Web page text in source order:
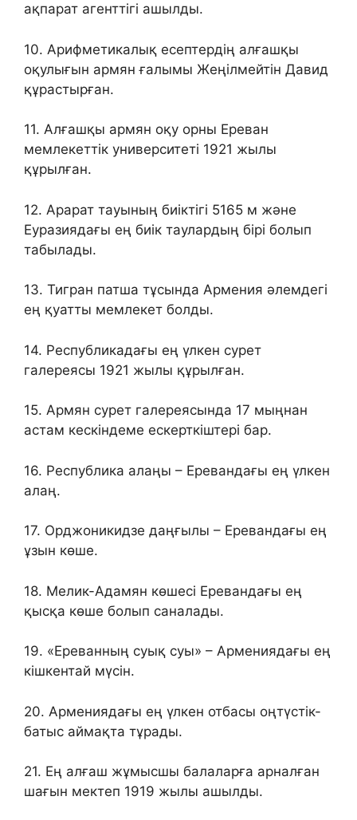
ақпарат агенттігі ашылды.
10. Арифметикалық есептердің алғашқы
оқулығын армян ғалымы Жеңілмейтін Давид
құрастырған.
11. Алғашқы армян оқу орны Ереван
мемлекеттік университеті 1921 жылы
құрылған.
12. Арарат тауының биіктігі 5165 м және
Еуразиядағы ең биік таулардың бірі болып
табылады.
13. Тигран патша тұсында Армения әлемдегі
ең қуатты мемлекет болды.
14. Республикадағы ең үлкен сурет
галереясы 1921 жылы құрылған.
15. Армян сурет галереясында 17 мыңнан
астам кескіндеме ескерткіштері бар.
16. Республика алаңы – Еревандағы ең үлкен
алаң.
17. Орджоникидзе даңғылы – Еревандағы ең
ұзын көше.
18. Мелик-Адамян көшесі Еревандағы ең
қысқа көше болып саналады.
19. «Ереванның суық суы» – Армениядағы ең
кішкентай мүсін.
20. Армениядағы ең үлкен отбасы оңтүстік-
батыс аймақта тұрады.
21. Ең алғаш жұмысшы балаларға арналған
шағын мектеп 1919 жылы ашылды.